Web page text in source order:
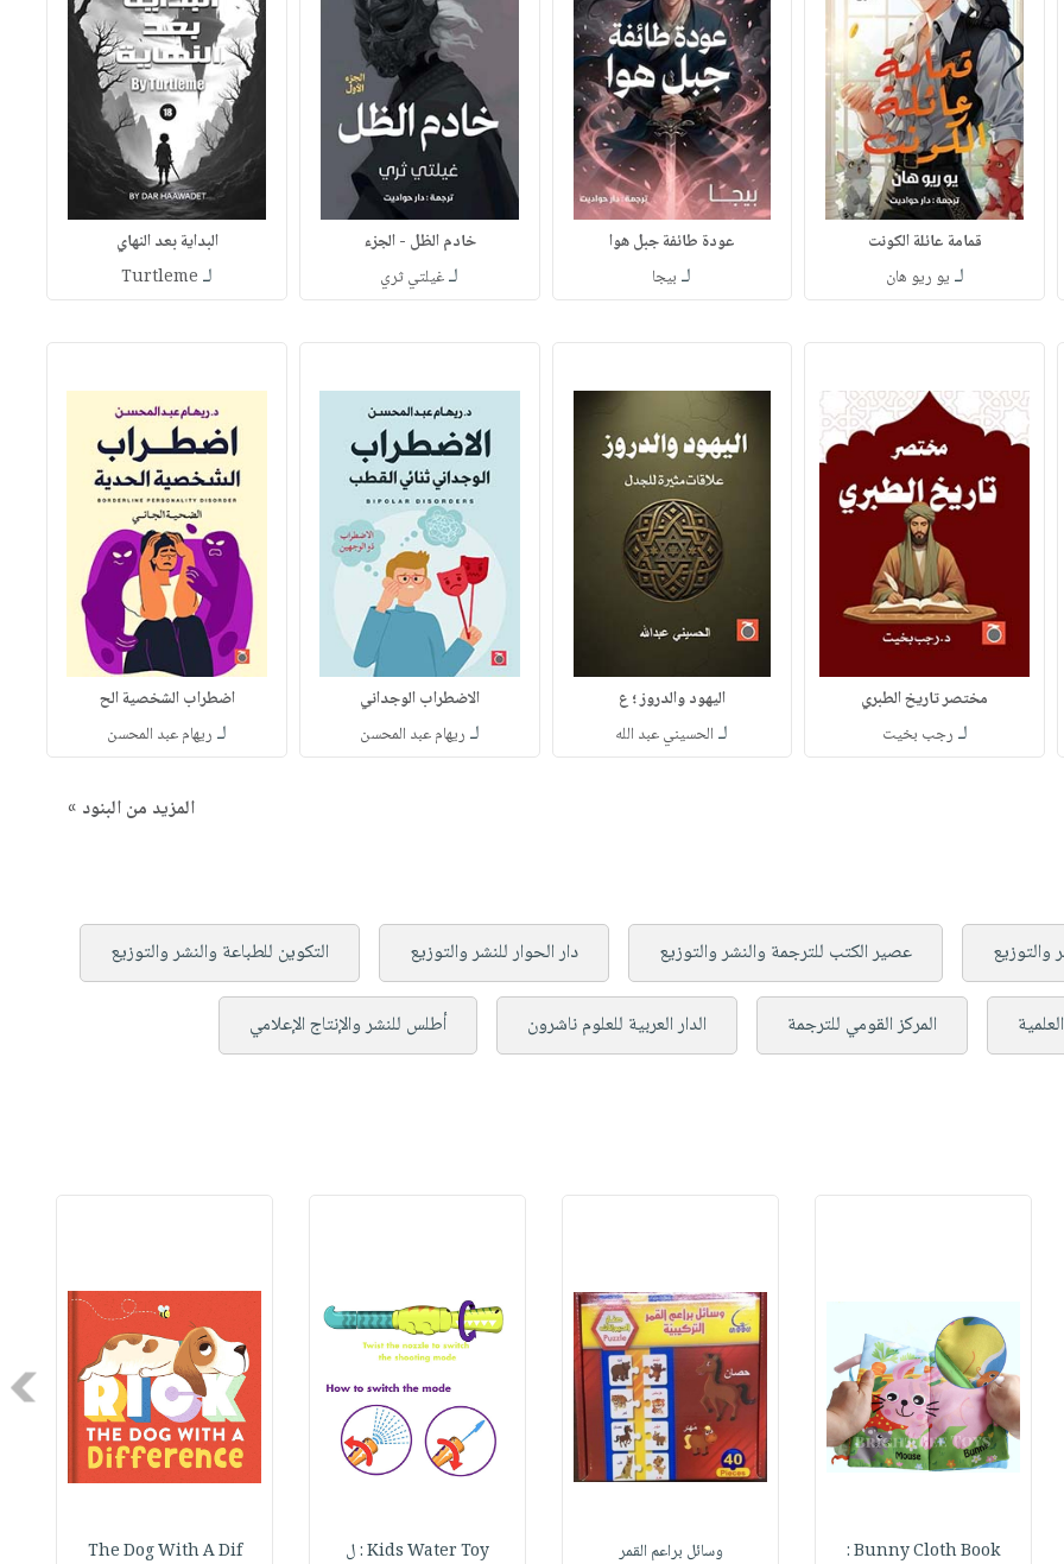
قمامة عائلة الكونت
لـ يو ريو هان
عودة طائفة جبل هوا
لـ بيجا
خادم الظل - الجزء
لـغيلتي ثري
البداية بعد النهاي
لـ Turtleme
مختصر تاريخ الطبري
لـ رجب بخيت
اليهود والدروز ؛ ع
لـ الحسيني عبد الله
الاضطراب الوجداني
لـ ريهام عبد المحسن
اضطراب الشخصية الح
لـ ريهام عبد المحسن
المزيد من البنود »
والتوزيع عصير الكتب للترجمة والنشر والتوزيع دار الحوار للنشر والتوزيع التكوين للطباعة والنشر والتوزيع
المركز القومي للترجمة الدار العربية للعلوم ناشرون أطلس للنشر والإنتاج الإعلامي
Bunny Cloth Book : وسائل براعم القمر Kids Water Toy : ل The Dog With A Dif